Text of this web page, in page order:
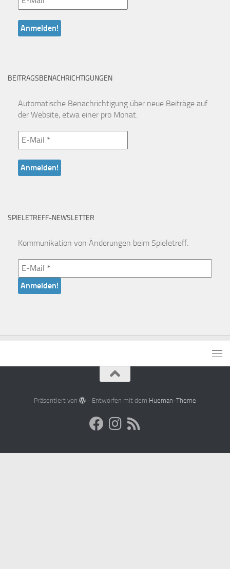
BEITRAGSBENACHRICHTIGUNGEN
Automatische Benachrichtigung über neue Beiträge auf
der Website, etwa einer pro Monat.
SPIELETREFF-NEWSLETTER
Kommunikation von Änderungen beim Spieletreff.
Präsentiert von - Entworfen mit dem Hueman-Theme